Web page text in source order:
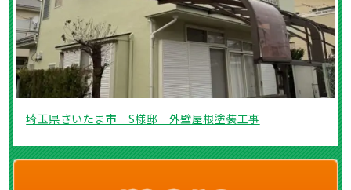
埼玉県さいたま市 S様邸 外壁屋根塗装工事